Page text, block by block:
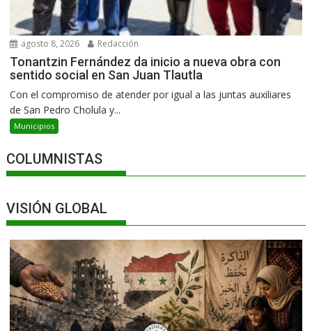
agosto 8, 2026 Redacción
Tonantzin Fernández da inicio a nueva obra con
sentido social en San Juan Tlautla
Con el compromiso de atender por igual a las juntas auxiliares
de San Pedro Cholula y...
Municipios
COLUMNISTAS
VISIÓN GLOBAL